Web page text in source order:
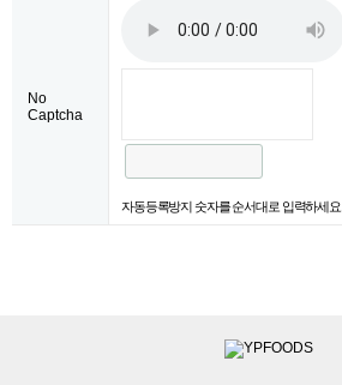
No
Captcha
자동등록방지 숫자를 순서대로 입력하세요.